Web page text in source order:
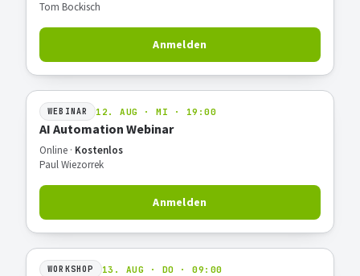
Tom Bockisch
Anmelden
WEBINAR 12. AUG · MI · 19:00
AI Automation Webinar
Online · Kostenlos
Paul Wiezorrek
Anmelden
WORKSHOP 13. AUG · DO · 09:00